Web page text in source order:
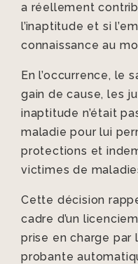
a réellement
l’inaptitude et si
connaissance au
En l’occurrence, le
gain de cause, les
inaptitude n’était
maladie pour lui
protections et
victimes de
Cette décision
cadre d’un
prise en charge par
probante